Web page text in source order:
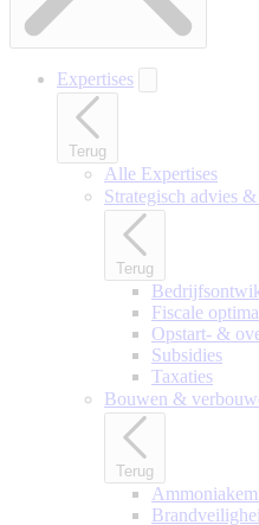
Expertises
Terug
Alle Expertises
Strategisch advies
Terug
Fiscale
Opstart- &
Subsidies
Taxaties
Bouwen &
Terug